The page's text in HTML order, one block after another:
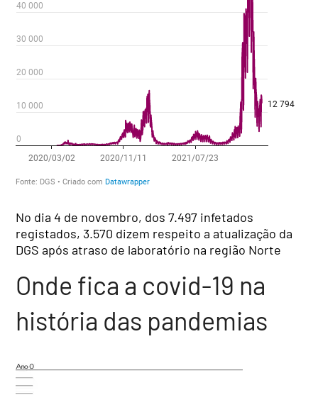
No dia 4 de novembro, dos 7.497 infetados
registados, 3.570 dizem respeito a atualização da
DGS após atraso de laboratório na região Norte
Onde fica a covid-19 na
história das pandemias